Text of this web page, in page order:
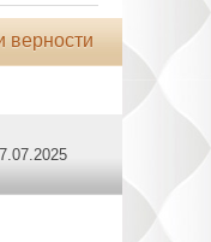
верности